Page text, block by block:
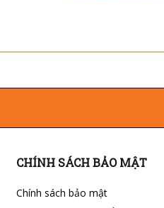
CHÍNH SÁCH BẢO MẬT
Chính sách bảo mật